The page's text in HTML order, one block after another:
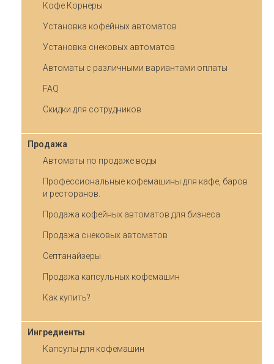
Кофе Корнеры
Установка кофейных автоматов
Установка снековых автоматов
Автоматы с различными вариантами оплаты
FAQ
Скидки для сотрудников
Продажа
Автоматы по продаже воды
Профессиональные кофемашины для кафе, баров
и ресторанов.
Продажа кофейных автоматов для бизнеса
Продажа снековых автоматов
Септанайзеры
Продажа капсульных кофемашин
Как купить?
Ингредиенты
Капсулы для кофемашин